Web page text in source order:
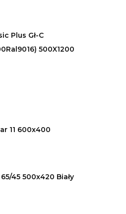
Plus Gł-C
500X1200
11 600x400
45 500x420 Biały